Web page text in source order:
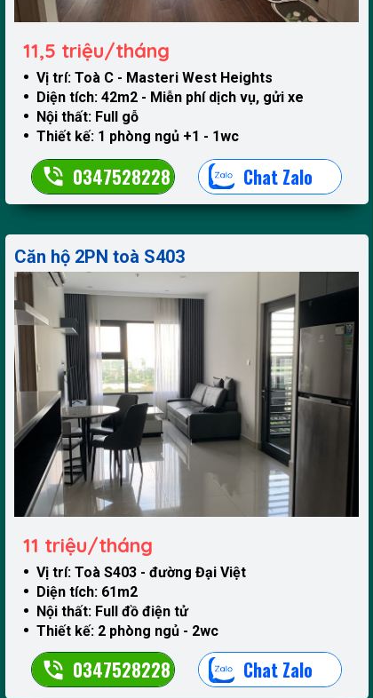
11,5 triệu/tháng
Vị trí: Toà C - Masteri West Heights
Diện tích: 42m2 - Miễn phí dịch vụ, gửi xe
Nội thất: Full gỗ
Thiết kế: 1 phòng ngủ +1 - 1wc
0347528228 Chat Zalo
11 triệu/tháng
Vị trí: Toà S403 - đường Đại Việt
Diện tích: 61m2
Nội thất: Full đồ điện tử
Thiết kế: 2 phòng ngủ - 2wc
Căn hộ 2PN toà S403
0347528228 Chat Zalo